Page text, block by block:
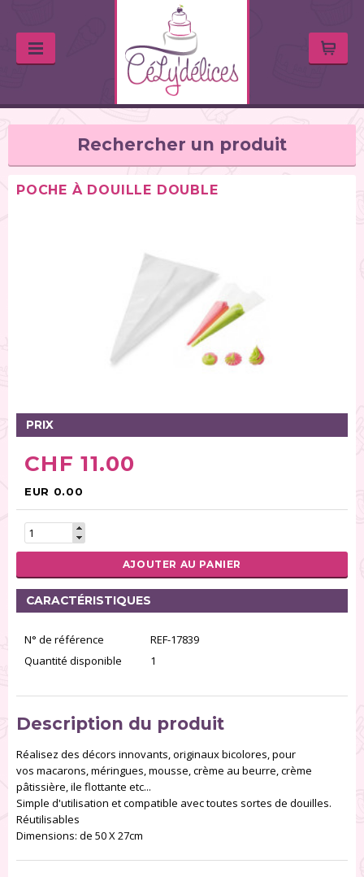
Rechercher un produit
Balances de cuisine (1)
Poches à douille et bouteilles (62)
Spatules / ustensiles (90)
Pinces (6)
Rouleaux (18)
Tapis (21)
Outils pour pâte à sucre (86)
Presses à textures (26)
RÉINITIALISER LA RECHERCHE
POCHE À DOUILLE DOUBLE
PRIX
CHF 11.00
EUR 0.00
AJOUTER AU PANIER
CARACTÉRISTIQUES
N° de référence
REF-17839
Quantité disponible
1
Description du produit
Réalisez des décors innovants, originaux bicolores, pour
vos macarons, méringues, mousse, crème au beurre, crème
pâtissière, ile flottante etc...
Simple d'utilisation et compatible avec toutes sortes de douilles.
Réutilisables
Dimensions: de 50 X 27cm